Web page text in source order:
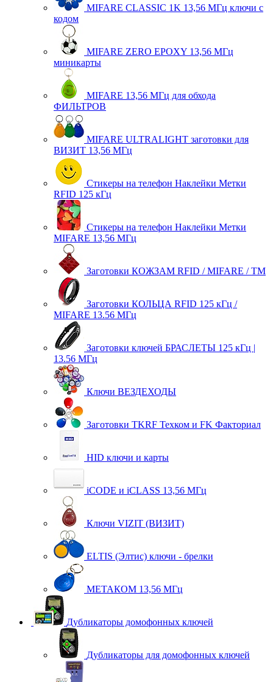
MIFARE CLASSIC 1K 13,56 МГц ключи с
кодом
MIFARE ZERO EPOXY 13,56 МГц
миникарты
MIFARE 13,56 МГц для обхода
ФИЛЬТРОВ
MIFARE ULTRALIGHT заготовки для
ВИЗИТ 13,56 МГц
Стикеры на телефон Наклейки Метки
RFID 125 кГц
Стикеры на телефон Наклейки Метки
MIFARE 13,56 МГц
Заготовки КОЖЗАМ RFID / MIFARE / TM
Заготовки КОЛЬЦА RFID 125 кГц /
MIFARE 13.56 МГц
Заготовки ключей БРАСЛЕТЫ 125 кГц |
13.56 МГц
Ключи ВЕЗДЕХОДЫ
Заготовки TKRF Техком и FK Факториал
HID ключи и карты
iCODE и iCLASS 13,56 МГц
Ключи VIZIT (ВИЗИТ)
ELTIS (Элтис) ключи - брелки
МЕТАКОМ 13,56 МГц
Дубликаторы домофонных ключей
Дубликаторы для домофонных ключей